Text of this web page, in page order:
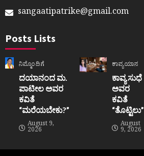
sangaatipatrike@gmail.com
Posts Lists
ನಿಮ್ಮೊಂದಿಗೆ
ದಯಾನಂದ ಮ.
ಪಾಟೀಲ ಅವರ
ಕವಿತೆ
“ಮರೆಯಬೇಕು?”
August 9,
2026
ಕಾವ್ಯಯಾನ
ಕಾವ್ಯ ಸುಧೆ
ಅವರ
ಕವಿತೆ
“ತೊಟ್ಟಿಲು”
August
9, 2026